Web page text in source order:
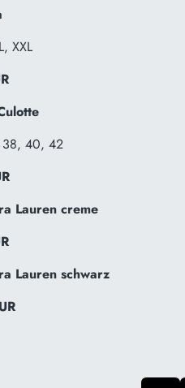
XXL
40, 42
Lauren creme
Lauren schwarz